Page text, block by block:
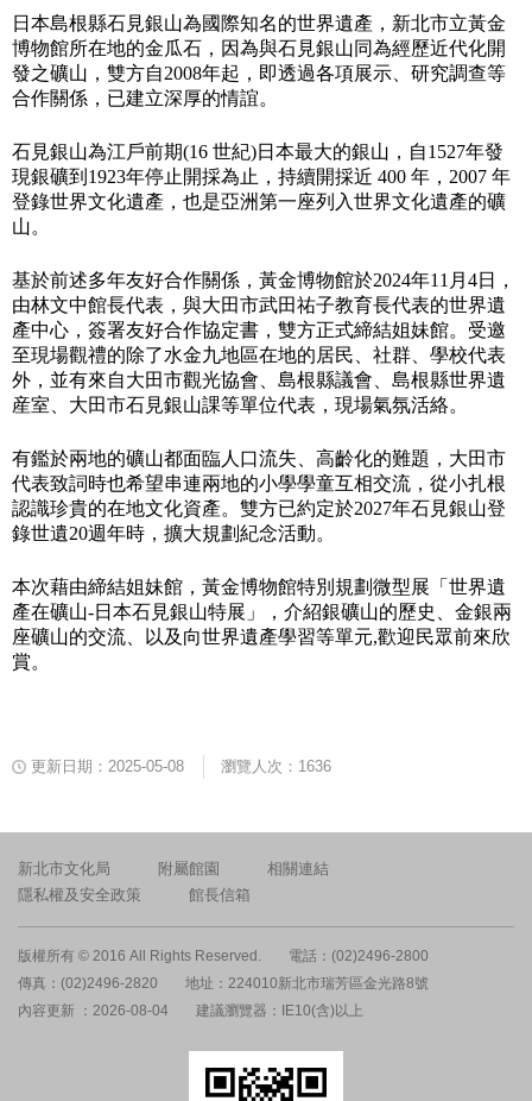
日本島根縣石見銀山為國際知名的世界遺產，新北市立黃金
博物館所在地的金瓜石，因為與石見銀山同為經歷近代化開
發之礦山，雙方自2008年起，即透過各項展示、研究調查等
合作關係，已建立深厚的情誼。
石見銀山為江戶前期(16 世紀)日本最大的銀山，自1527年發
現銀礦到 1923年停止開採為止，持續開採近 400 年， 2007 年
登錄世界文化遺產，也是亞洲第一座列入世界文化遺產的礦
山。
基於前述多年友好合作關係，黃金博物館於2024年11月 4日，
由林文中館長代表，與大田市武田祐子教育長代表的世界遺
產中心，簽署友好合作協定書，雙方正式締結姐妹館。受邀
至現場觀禮的除了水金九地區在地的居民、社群、學校代表
外，並有來自大田市觀光協會、島根縣議會、島根縣世界遺
産室、大田市石見銀山課等單位代表，現場氣氛活絡。
有鑑於兩地的礦山都面臨人口流失、高齡化的難題，大田市
代表致詞時也希望串連兩地的小學學童互相交流，從小扎根
認識珍貴的在地文化資產。雙方已約定於2027年石見銀山登
錄世遺20週年時，擴大規劃紀念活動。
本次藉由締結姐妹館，黃金博物館特別規劃微型展「世界遺
產在礦山-日本石見銀山特展」，介紹銀礦山的歷史、金銀兩
座礦山的交流、以及向世界遺產學習等單元,歡迎民眾前來欣
賞。
更新日期：2025-05-08 瀏覽人次：1636
新北市文化局 附屬館園
相關連結
隱私權及安全政策
館長信箱
版權所有 © 2016 All Rights Reserved.
電話：(02)2496-2800
傳真：(02)2496-2820
地址：224010新北市瑞芳區金光路8號
內容更新 ：2026-08-04
建議瀏覽器：IE10(含)以上